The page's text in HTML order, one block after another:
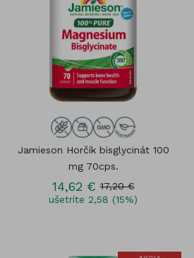
Kozmetika
Vitamínové sady
Gummies
Jamieson Horčík bisglycinát 100
mg 70cps.
14,62 € 17,20 €
ušetríte 2,58 (15%)